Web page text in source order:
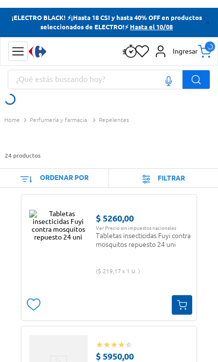
¡ELECTRO BLACK! ⚡¡Hasta 18 CSI y hasta 40% OFF en productos
seleccionados de ELECTRO!⚡ Hasta el 10/08
Ingresar
¿Qué estás buscando hoy?
Perfumería y farmacia Repelentes
24 productos
ORDENAR POR FILTRAR
$ 5260,00
Ver Precio sin impuestos nacionales
Tabletas insecticidas Fuyi contra
mosquitos repuesto 24 uni
$ 219,17 1 U.
$ 5950,00
Términos más buscados
Yerba
Doves
Términos más buscados
Cerveza
Doves
Jabon Tocador